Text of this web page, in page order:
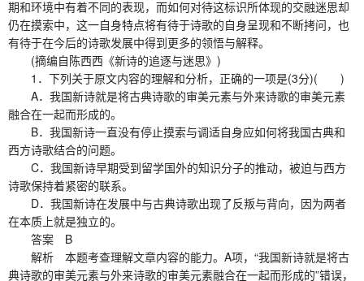
期和环境中有着不同的表现，而如何对待这标识所体现的交融迷思却
仍在摸索中，这一自身特点将有待于诗歌的自身呈现和不断拷问，也
有待于在今后的诗歌发展中得到更多的领悟与解释。
(摘编自陈西西《新诗的追逐与迷思》)
1．下列关于原文内容的理解和分析，正确的一项是(3分)( )
A．我国新诗就是将古典诗歌的审美元素与外来诗歌的审美元素
融合在一起而形成的。
B．我国新诗一直没有停止摸索与调适自身应如何将我国古典和
西方诗歌结合的问题。
C．我国新诗早期受到留学国外的知识分子的推动，被迫与西方
诗歌保持着紧密的联系。
D．我国新诗在发展中与古典诗歌出现了反叛与背向，因为两者
在本质上就是独立的。
答案 B
解析 本题考查理解文章内容的能力。A项，“我国新诗就是将古
典诗歌的审美元素与外来诗歌的审美元素融合在一起而形成的”错误，